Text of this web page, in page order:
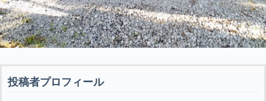
投稿者プロフィール